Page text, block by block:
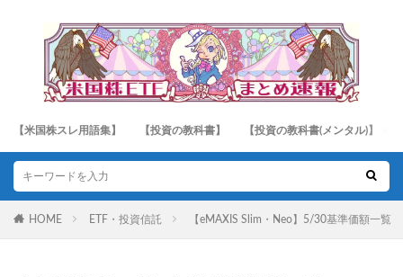
【米国株スレ用語集】 【投資の教科書】 【投資の教科書(メンタル)】
HOME ETF・投資信託 【eMAXIS Slim・Neo】5/30基準価額一覧